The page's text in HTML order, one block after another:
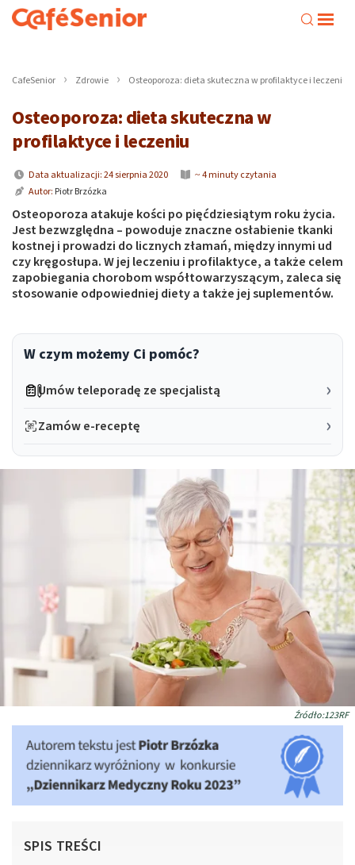
CafeSenior Zdrowie Osteoporoza: dieta skuteczna w profilaktyce i leczeniu
Osteoporoza: dieta skuteczna w
profilaktyce i leczeniu
Data aktualizacji: 24 sierpnia 2020
~ 4 minuty czytania
Autor: Piotr Brzózka
Osteoporoza atakuje kości po pięćdziesiątym roku życia.
Jest bezwzględna – powoduje znaczne osłabienie tkanki
kostnej i prowadzi do licznych złamań, między innymi ud
czy kręgosłupa. W jej leczeniu i profilaktyce, a także celem
zapobiegania chorobom współtowarzyszącym, zaleca się
stosowanie odpowiedniej diety a także jej suplementów.
W czym możemy Ci pomóc?
Umów teleporadę ze specjalistą
Zamów e-receptę
Źródło:123RF
SPIS TREŚCI